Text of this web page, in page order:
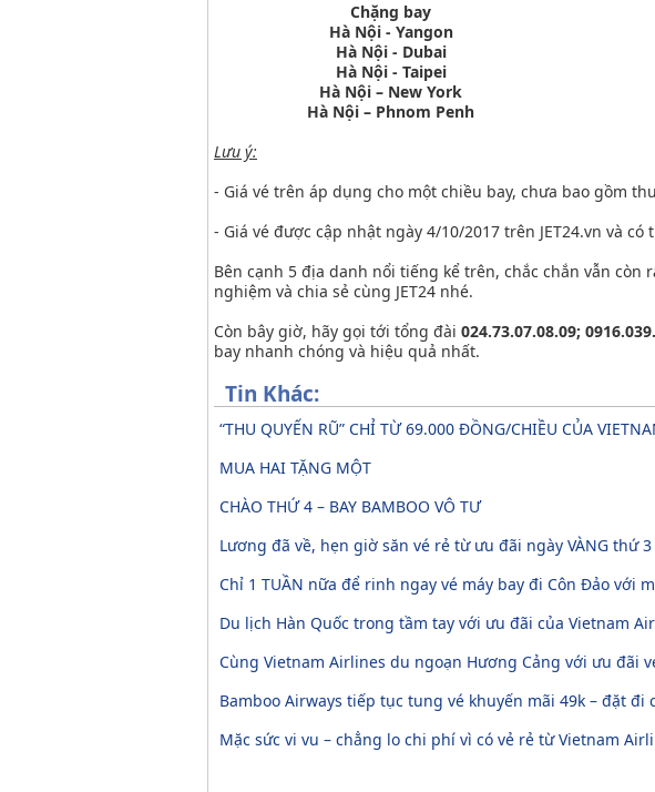
Chặng bay
Hà Nội - Yangon
Hà Nội - Dubai
Hà Nội - Taipei
Hà Nội – New York
Hà Nội – Phnom Penh
Lưu ý:
- Giá vé trên áp dụng cho một chiều bay, chưa bao gồm
- Giá vé được cập nhật ngày 4/10/2017 trên JET24.vn và
Bên cạnh 5 địa danh nổi tiếng kể trên, chắc chắn vẫn
nghiệm và chia sẻ cùng JET24 nhé.
Còn bây giờ, hãy gọi tới tổng đài 024.73.07.08.09;
bay nhanh chóng và hiệu quả nhất.
Tin Khác:
“THU QUYẾN RŨ” CHỈ TỪ 69.000 ĐỒNG/CHIỀU CỦA
MUA HAI TẶNG MỘT
CHÀO THỨ 4 – BAY BAMBOO VÔ TƯ
Lương đã về, hẹn giờ săn vé rẻ từ ưu đãi ngày VÀNG thứ 3
Chỉ 1 TUẦN nữa để rinh ngay vé máy bay đi Côn Đảo với
Du lịch Hàn Quốc trong tầm tay với ưu đãi của Vietnam
Cùng Vietnam Airlines du ngoạn Hương Cảng với ưu đãi
Bamboo Airways tiếp tục tung vé khuyến mãi 49k – đặt đi
Mặc sức vi vu – chẳng lo chi phí vì có vẻ rẻ từ Vietnam